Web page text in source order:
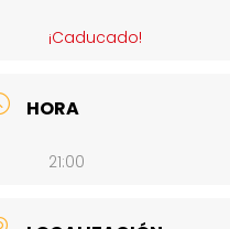
¡Caducado!
HORA
21:00